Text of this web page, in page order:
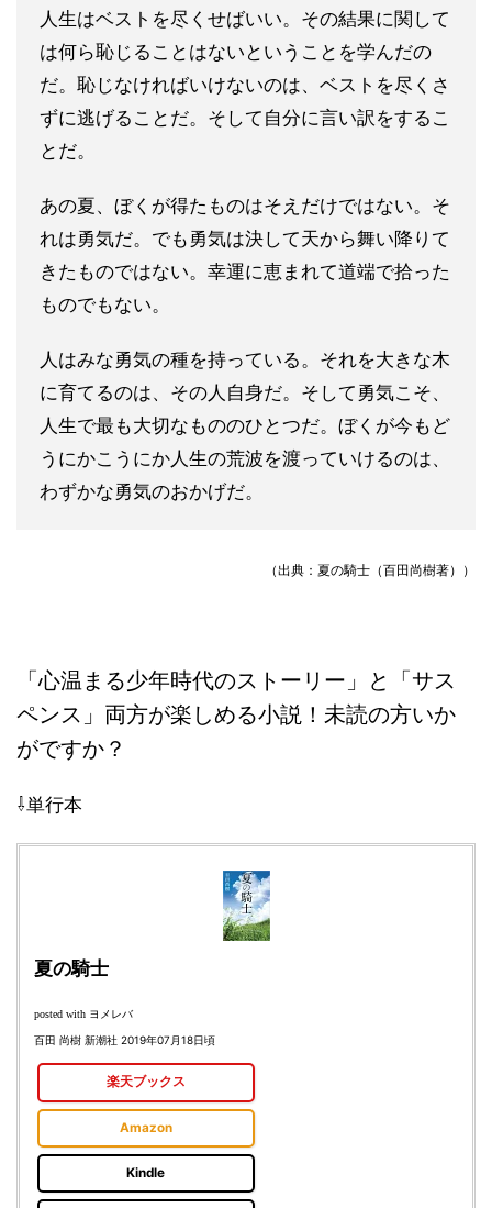
人生はベストを尽くせばいい。その結果に関して
は何ら恥じることはないということを学んだの
だ。恥じなければいけないのは、ベストを尽くさ
ずに逃げることだ。そして自分に言い訳をするこ
とだ。
あの夏、ぼくが得たものはそえだけではない。そ
れは勇気だ。でも勇気は決して天から舞い降りて
きたものではない。幸運に恵まれて道端で拾った
ものでもない。
人はみな勇気の種を持っている。それを大きな木
に育てるのは、その人自身だ。そして勇気こそ、
人生で最も大切なもののひとつだ。ぼくが今もど
うにかこうにか人生の荒波を渡っていけるのは、
わずかな勇気のおかげだ。
（出典：夏の騎士（百田尚樹著））
「心温まる少年時代のストーリー」と「サス
ペンス」両方が楽しめる小説！未読の方いか
がですか？
⇩単行本
夏の騎士
posted with ヨメレバ
百田 尚樹 新潮社 2019年07月18日頃
楽天ブックス
Amazon
Kindle